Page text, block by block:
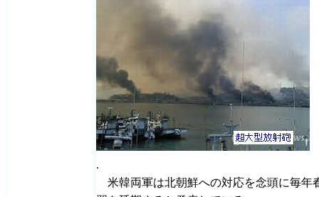
.
米韓両軍は北朝鮮への対応を念頭に毎年